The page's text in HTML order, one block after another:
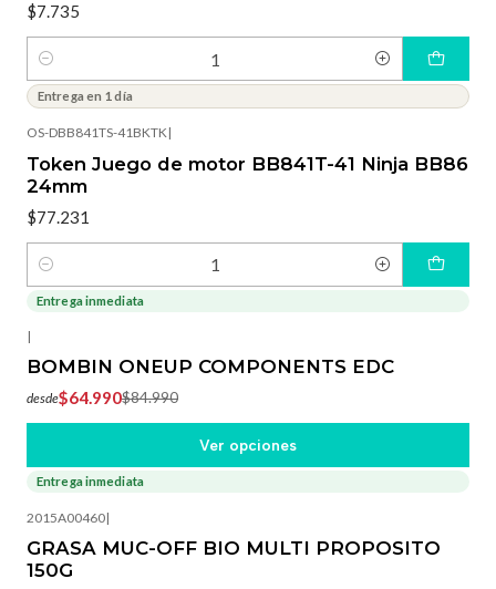
$7.735
Cantidad
Entrega en 1 día
OS-DBB841TS-41BKTK|
Token Juego de motor BB841T-41 Ninja BB86
24mm
$77.231
Cantidad
-24%
Entrega inmediata
|
BOMBIN ONEUP COMPONENTS EDC
desde$64.990$84.990
Ver opciones
Entrega inmediata
2015A00460|
GRASA MUC-OFF BIO MULTI PROPOSITO
150G